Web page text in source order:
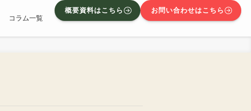
コラム一覧
概要資料はこちら お問い合わせはこちら